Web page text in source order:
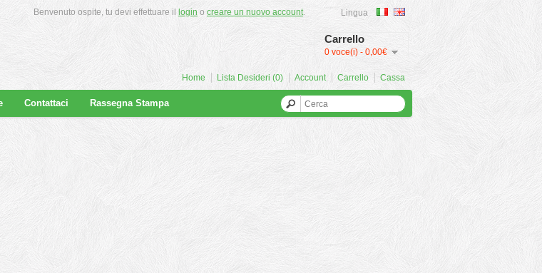
Lingua
Carrello
0 voce(i) - 0,00€
Benvenuto ospite, tu devi effettuare il login o creare un nuovo account.
Home Lista Desideri (0) Account Carrello Cassa
Contattaci Rassegna Stampa